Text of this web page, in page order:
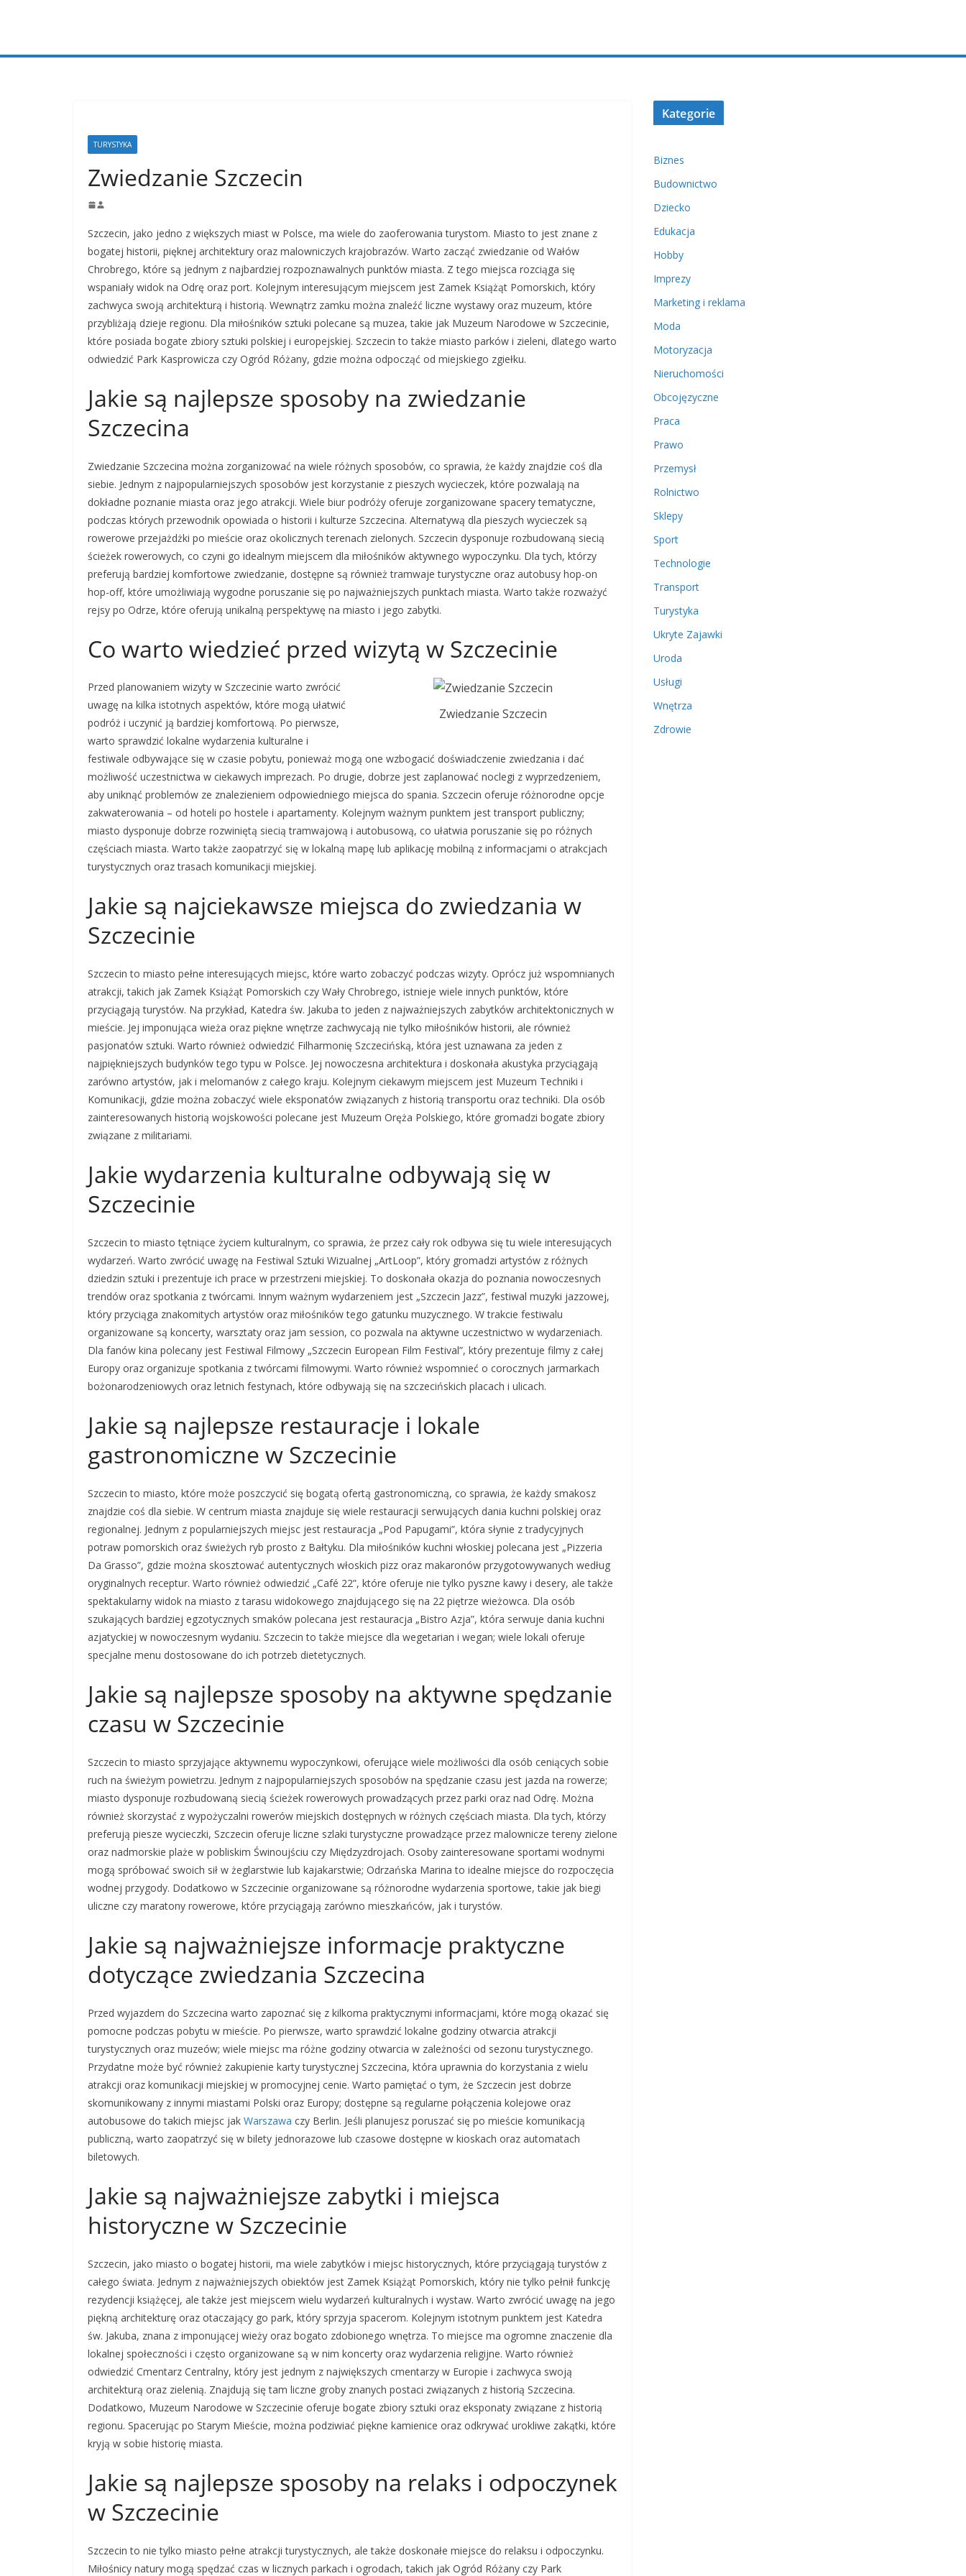
TURYSTYKA
Zwiedzanie Szczecin
Szczecin, jako jedno z większych miast w Polsce, ma wiele do zaoferowania turystom. Miasto to jest znane z
bogatej historii, pięknej architektury oraz malowniczych krajobrazów. Warto zacząć zwiedzanie od Wałów
Chrobrego, które są jednym z najbardziej rozpoznawalnych punktów miasta. Z tego miejsca rozciąga się
wspaniały widok na Odrę oraz port. Kolejnym interesującym miejscem jest Zamek Książąt Pomorskich, który
zachwyca swoją architekturą i historią. Wewnątrz zamku można znaleźć liczne wystawy oraz muzeum, które
przybliżają dzieje regionu. Dla miłośników sztuki polecane są muzea, takie jak Muzeum Narodowe w Szczecinie,
które posiada bogate zbiory sztuki polskiej i europejskiej. Szczecin to także miasto parków i zieleni, dlatego warto
odwiedzić Park Kasprowicza czy Ogród Różany, gdzie można odpocząć od miejskiego zgiełku.
Jakie są najlepsze sposoby na zwiedzanie
Szczecina
Zwiedzanie Szczecina można zorganizować na wiele różnych sposobów, co sprawia, że każdy znajdzie coś dla
siebie. Jednym z najpopularniejszych sposobów jest korzystanie z pieszych wycieczek, które pozwalają na
dokładne poznanie miasta oraz jego atrakcji. Wiele biur podróży oferuje zorganizowane spacery tematyczne,
podczas których przewodnik opowiada o historii i kulturze Szczecina. Alternatywą dla pieszych wycieczek są
rowerowe przejażdżki po mieście oraz okolicznych terenach zielonych. Szczecin dysponuje rozbudowaną siecią
ścieżek rowerowych, co czyni go idealnym miejscem dla miłośników aktywnego wypoczynku. Dla tych, którzy
preferują bardziej komfortowe zwiedzanie, dostępne są również tramwaje turystyczne oraz autobusy hop-on
hop-off, które umożliwiają wygodne poruszanie się po najważniejszych punktach miasta. Warto także rozważyć
rejsy po Odrze, które oferują unikalną perspektywę na miasto i jego zabytki.
Co warto wiedzieć przed wizytą w Szczecinie
Zwiedzanie Szczecin
Przed planowaniem wizyty w Szczecinie warto zwrócić
uwagę na kilka istotnych aspektów, które mogą ułatwić
podróż i uczynić ją bardziej komfortową. Po pierwsze,
warto sprawdzić lokalne wydarzenia kulturalne i
festiwale odbywające się w czasie pobytu, ponieważ mogą one wzbogacić doświadczenie zwiedzania i dać
możliwość uczestnictwa w ciekawych imprezach. Po drugie, dobrze jest zaplanować noclegi z wyprzedzeniem,
aby uniknąć problemów ze znalezieniem odpowiedniego miejsca do spania. Szczecin oferuje różnorodne opcje
zakwaterowania – od hoteli po hostele i apartamenty. Kolejnym ważnym punktem jest transport publiczny;
miasto dysponuje dobrze rozwiniętą siecią tramwajową i autobusową, co ułatwia poruszanie się po różnych
częściach miasta. Warto także zaopatrzyć się w lokalną mapę lub aplikację mobilną z informacjami o atrakcjach
turystycznych oraz trasach komunikacji miejskiej.
Jakie są najciekawsze miejsca do zwiedzania w
Szczecinie
Szczecin to miasto pełne interesujących miejsc, które warto zobaczyć podczas wizyty. Oprócz już wspomnianych
atrakcji, takich jak Zamek Książąt Pomorskich czy Wały Chrobrego, istnieje wiele innych punktów, które
przyciągają turystów. Na przykład, Katedra św. Jakuba to jeden z najważniejszych zabytków architektonicznych w
mieście. Jej imponująca wieża oraz piękne wnętrze zachwycają nie tylko miłośników historii, ale również
pasjonatów sztuki. Warto również odwiedzić Filharmonię Szczecińską, która jest uznawana za jeden z
najpiękniejszych budynków tego typu w Polsce. Jej nowoczesna architektura i doskonała akustyka przyciągają
zarówno artystów, jak i melomanów z całego kraju. Kolejnym ciekawym miejscem jest Muzeum Techniki i
Komunikacji, gdzie można zobaczyć wiele eksponatów związanych z historią transportu oraz techniki. Dla osób
zainteresowanych historią wojskowości polecane jest Muzeum Oręża Polskiego, które gromadzi bogate zbiory
związane z militariami.
Jakie wydarzenia kulturalne odbywają się w
Szczecinie
Szczecin to miasto tętniące życiem kulturalnym, co sprawia, że przez cały rok odbywa się tu wiele interesujących
wydarzeń. Warto zwrócić uwagę na Festiwal Sztuki Wizualnej „ArtLoop”, który gromadzi artystów z różnych
dziedzin sztuki i prezentuje ich prace w przestrzeni miejskiej. To doskonała okazja do poznania nowoczesnych
trendów oraz spotkania z twórcami. Innym ważnym wydarzeniem jest „Szczecin Jazz”, festiwal muzyki jazzowej,
który przyciąga znakomitych artystów oraz miłośników tego gatunku muzycznego. W trakcie festiwalu
organizowane są koncerty, warsztaty oraz jam session, co pozwala na aktywne uczestnictwo w wydarzeniach.
Dla fanów kina polecany jest Festiwal Filmowy „Szczecin European Film Festival”, który prezentuje filmy z całej
Europy oraz organizuje spotkania z twórcami filmowymi. Warto również wspomnieć o corocznych jarmarkach
bożonarodzeniowych oraz letnich festynach, które odbywają się na szczecińskich placach i ulicach.
Jakie są najlepsze restauracje i lokale
gastronomiczne w Szczecinie
Szczecin to miasto, które może poszczycić się bogatą ofertą gastronomiczną, co sprawia, że każdy smakosz
znajdzie coś dla siebie. W centrum miasta znajduje się wiele restauracji serwujących dania kuchni polskiej oraz
regionalnej. Jednym z popularniejszych miejsc jest restauracja „Pod Papugami”, która słynie z tradycyjnych
potraw pomorskich oraz świeżych ryb prosto z Bałtyku. Dla miłośników kuchni włoskiej polecana jest „Pizzeria
Da Grasso”, gdzie można skosztować autentycznych włoskich pizz oraz makaronów przygotowywanych według
oryginalnych receptur. Warto również odwiedzić „Café 22”, które oferuje nie tylko pyszne kawy i desery, ale także
spektakularny widok na miasto z tarasu widokowego znajdującego się na 22 piętrze wieżowca. Dla osób
szukających bardziej egzotycznych smaków polecana jest restauracja „Bistro Azja”, która serwuje dania kuchni
azjatyckiej w nowoczesnym wydaniu. Szczecin to także miejsce dla wegetarian i wegan; wiele lokali oferuje
specjalne menu dostosowane do ich potrzeb dietetycznych.
Jakie są najlepsze sposoby na aktywne spędzanie
czasu w Szczecinie
Szczecin to miasto sprzyjające aktywnemu wypoczynkowi, oferujące wiele możliwości dla osób ceniących sobie
ruch na świeżym powietrzu. Jednym z najpopularniejszych sposobów na spędzanie czasu jest jazda na rowerze;
miasto dysponuje rozbudowaną siecią ścieżek rowerowych prowadzących przez parki oraz nad Odrę. Można
również skorzystać z wypożyczalni rowerów miejskich dostępnych w różnych częściach miasta. Dla tych, którzy
preferują piesze wycieczki, Szczecin oferuje liczne szlaki turystyczne prowadzące przez malownicze tereny zielone
oraz nadmorskie plaże w pobliskim Świnoujściu czy Międzyzdrojach. Osoby zainteresowane sportami wodnymi
mogą spróbować swoich sił w żeglarstwie lub kajakarstwie; Odrzańska Marina to idealne miejsce do rozpoczęcia
wodnej przygody. Dodatkowo w Szczecinie organizowane są różnorodne wydarzenia sportowe, takie jak biegi
uliczne czy maratony rowerowe, które przyciągają zarówno mieszkańców, jak i turystów.
Jakie są najważniejsze informacje praktyczne
dotyczące zwiedzania Szczecina
Przed wyjazdem do Szczecina warto zapoznać się z kilkoma praktycznymi informacjami, które mogą okazać się
pomocne podczas pobytu w mieście. Po pierwsze, warto sprawdzić lokalne godziny otwarcia atrakcji
turystycznych oraz muzeów; wiele miejsc ma różne godziny otwarcia w zależności od sezonu turystycznego.
Przydatne może być również zakupienie karty turystycznej Szczecina, która uprawnia do korzystania z wielu
atrakcji oraz komunikacji miejskiej w promocyjnej cenie. Warto pamiętać o tym, że Szczecin jest dobrze
skomunikowany z innymi miastami Polski oraz Europy; dostępne są regularne połączenia kolejowe oraz
autobusowe do takich miejsc jak Warszawa czy Berlin. Jeśli planujesz poruszać się po mieście komunikacją
publiczną, warto zaopatrzyć się w bilety jednorazowe lub czasowe dostępne w kioskach oraz automatach
biletowych.
Jakie są najważniejsze zabytki i miejsca
historyczne w Szczecinie
Szczecin, jako miasto o bogatej historii, ma wiele zabytków i miejsc historycznych, które przyciągają turystów z
całego świata. Jednym z najważniejszych obiektów jest Zamek Książąt Pomorskich, który nie tylko pełnił funkcję
rezydencji książęcej, ale także jest miejscem wielu wydarzeń kulturalnych i wystaw. Warto zwrócić uwagę na jego
piękną architekturę oraz otaczający go park, który sprzyja spacerom. Kolejnym istotnym punktem jest Katedra
św. Jakuba, znana z imponującej wieży oraz bogato zdobionego wnętrza. To miejsce ma ogromne znaczenie dla
lokalnej społeczności i często organizowane są w nim koncerty oraz wydarzenia religijne. Warto również
odwiedzić Cmentarz Centralny, który jest jednym z największych cmentarzy w Europie i zachwyca swoją
architekturą oraz zielenią. Znajdują się tam liczne groby znanych postaci związanych z historią Szczecina.
Dodatkowo, Muzeum Narodowe w Szczecinie oferuje bogate zbiory sztuki oraz eksponaty związane z historią
regionu. Spacerując po Starym Mieście, można podziwiać piękne kamienice oraz odkrywać urokliwe zakątki, które
kryją w sobie historię miasta.
Jakie są najlepsze sposoby na relaks i odpoczynek
w Szczecinie
Szczecin to nie tylko miasto pełne atrakcji turystycznych, ale także doskonałe miejsce do relaksu i odpoczynku.
Miłośnicy natury mogą spędzać czas w licznych parkach i ogrodach, takich jak Ogród Różany czy Park
Kategorie
Biznes
Budownictwo
Dziecko
Edukacja
Hobby
Imprezy
Marketing i reklama
Moda
Motoryzacja
Nieruchomości
Obcojęzyczne
Praca
Prawo
Przemysł
Rolnictwo
Sklepy
Sport
Technologie
Transport
Turystyka
Ukryte Zajawki
Uroda
Usługi
Wnętrza
Zdrowie